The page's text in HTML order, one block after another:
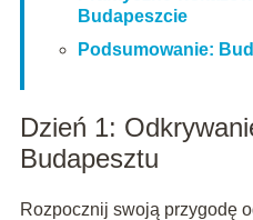
Budapeszcie
Podsumowanie:
Dzień 1:
Budapesztu
Rozpocznij swoją przygodę